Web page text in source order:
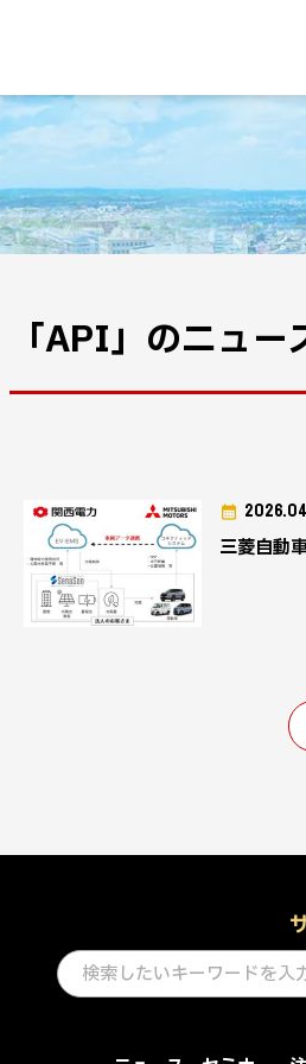
「API」のニュ
三菱自動